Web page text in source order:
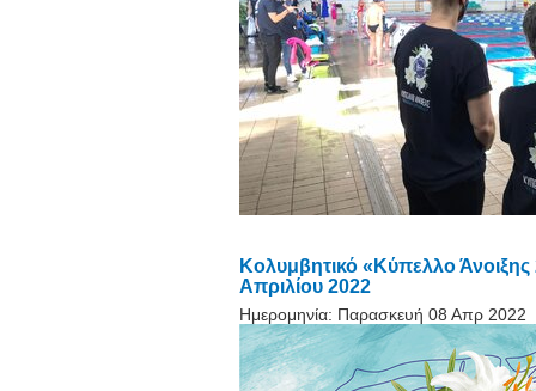
Κολυμβητικό «Κύπελλο
Απριλίου 2022
Ημερομηνία: Παρασκευή 08 Απρ 2022